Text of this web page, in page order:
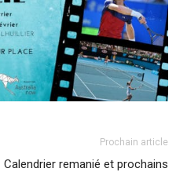
Prochain article
Calendrier remanié et prochains